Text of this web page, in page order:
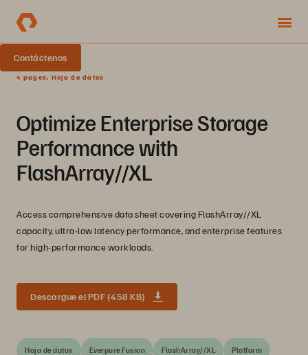
Contáctenos
4 pages, Hoja de datos
Optimize Enterprise Storage
Performance with
FlashArray//XL
Access comprehensive data sheet covering FlashArray//XL
capacity, ultra-low latency performance, and enterprise features
for high-performance workloads.
Descargue el PDF (458 KB)
Hoja de datos Everpure Fusion FlashArray//XL Platform